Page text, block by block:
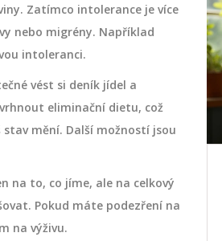
Zatímco intolerance je více
nebo migrény. Například
intoleranci.
vést si deník jídel a
eliminační dietu, což
mění. Další možností jsou
na to, co jíme, ale na celkový
Pokud máte podezření na
na výživu.
holit íntimní
Kompletní průvodce pro